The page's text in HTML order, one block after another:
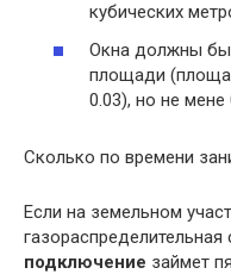
кубических
Окна должны
площади
0.03), но не
Сколько по времени
Если на земельном
подключение займет